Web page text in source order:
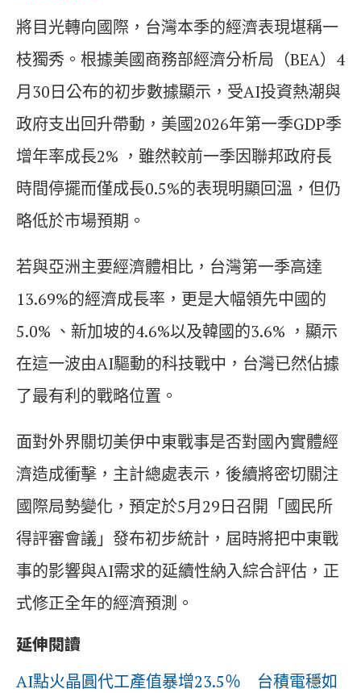
將目光轉向國際，台灣本季的經濟表現堪稱一
枝獨秀。根據美國商務部經濟分析局（BEA）4
月30日公布的初步數據顯示，受AI投資熱潮與
政府支出回升帶動，美國2026年第一季GDP季
增年率成長2% ，雖然較前一季因聯邦政府長
時間停擺而僅成長0.5%的表現明顯回溫，但仍
略低於市場預期。
若與亞洲主要經濟體相比，台灣第一季高達
13.69%的經濟成長率，更是大幅領先中國的
5.0% 、新加坡的4.6%以及韓國的3.6% ，顯示
在這一波由AI驅動的科技戰中，台灣已然佔據
了最有利的戰略位置。
面對外界關切美伊中東戰事是否對國內實體經
濟造成衝擊，主計總處表示，後續將密切關注
國際局勢變化，預定於5月29日召開「國民所
得評審會議」發布初步統計，屆時將把中東戰
事的影響與AI需求的延續性納入綜合評估，正
式修正全年的經濟預測。
延伸閱讀
AI點火晶圓代工產值暴增23.5％ 台積電穩如